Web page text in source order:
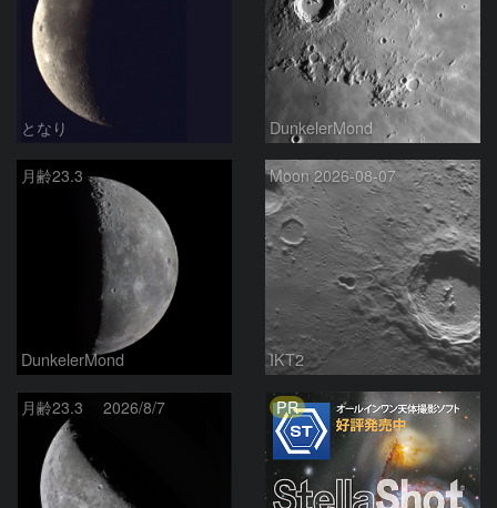
となり DunkelerMond
月齢23.3
DunkelerMond
Moon 2026-08-07
IKT2
月齢23.3 2026/8/7 PR